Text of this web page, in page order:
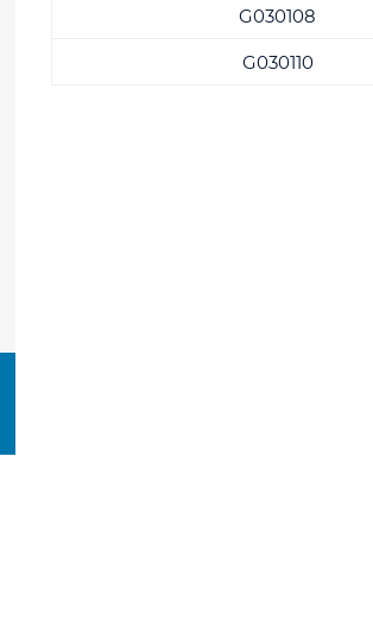
G030108
G030110